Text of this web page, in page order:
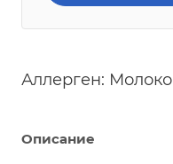
Аллерген: Молоко
Описание